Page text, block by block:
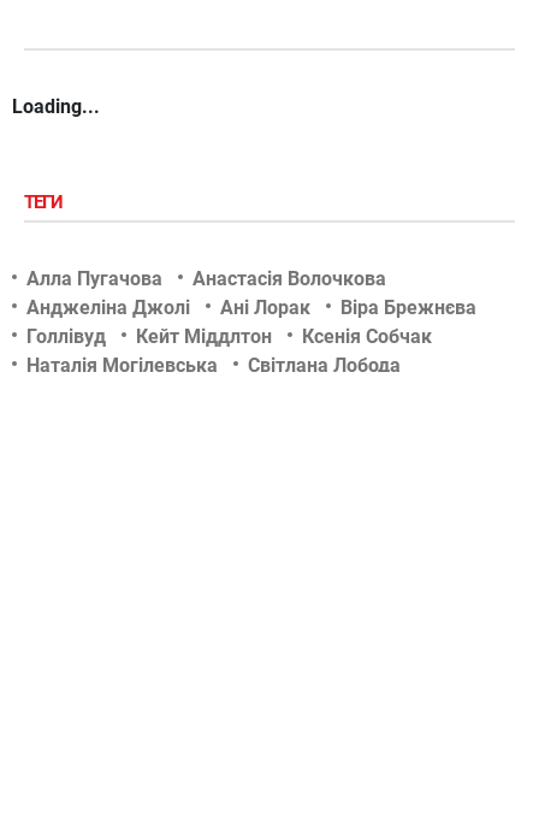
Loading...
ТЕГИ
Алла Пугачова
Анастасія Волочкова
Анджеліна Джолі
Ані Лорак
Віра Брежнєва
Голлівуд
Кейт Міддлтон
Ксенія Собчак
Наталія Могілевська
Світлана Лобода